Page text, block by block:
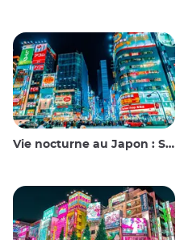
Vie nocturne au Japon : Sortir, voir et boire